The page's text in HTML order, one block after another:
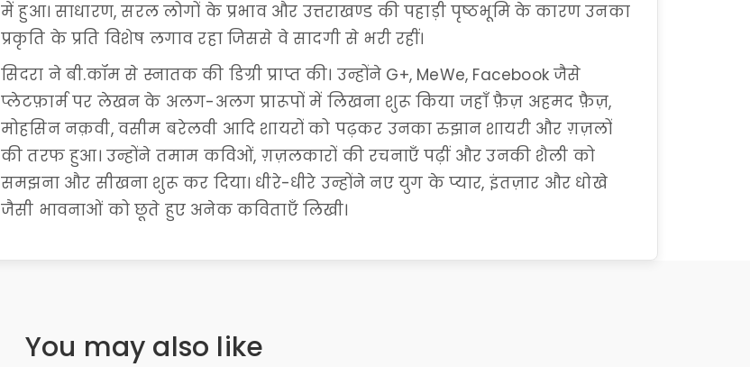
में हुआ। साधारण, सरल लोगों के प्रभाव और उत्तराखण्ड की पहाड़ी पृष्ठभूमि के कारण उनका
प्रकृति के प्रति विशेष लगाव रहा जिससे वे सादगी से भरी रहीं।
सिदरा ने बी.कॉम से स्नातक की डिग्री प्राप्त की। उन्होंने G+, MeWe, Facebook जैसे
प्लेटफ़ार्म पर लेखन के अलग-अलग प्रारूपों में लिखना शुरू किया जहाँ फ़ैज़ अहमद फ़ैज़,
मोहसिन नक़वी, वसीम बरेलवी आदि शायरों को पढ़कर उनका रुझान शायरी और ग़ज़लों
की तरफ हुआ। उन्होंने तमाम कविओं, ग़ज़लकारों की रचनाएँ पढ़ीं और उनकी शैली को
समझना और सीखना शुरू कर दिया। धीरे-धीरे उन्होंने नए युग के प्यार, इंतज़ार और धोखे
जैसी भावनाओं को छूते हुए अनेक कविताएँ लिखी।
You may also like